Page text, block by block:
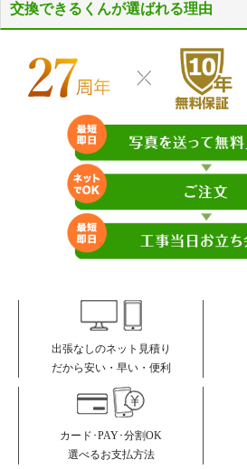
交換できるくんが選ばれる理由
出張なしのネット見積り
だから安い・早い・便利
カード･PAY･分割OK
選べるお支払方法